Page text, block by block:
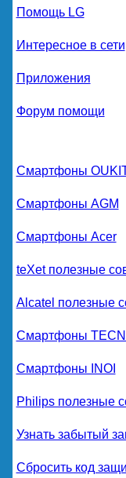
Помощь LG
Интересное в сети
Приложения
Форум помощи
Смартфоны
Смартфоны AGM
Смартфоны Acer
teXet полезные
Alcatel полезные
Смартфоны
Смартфоны INOI
Philips полезные
Узнать забытый
Сбросить код